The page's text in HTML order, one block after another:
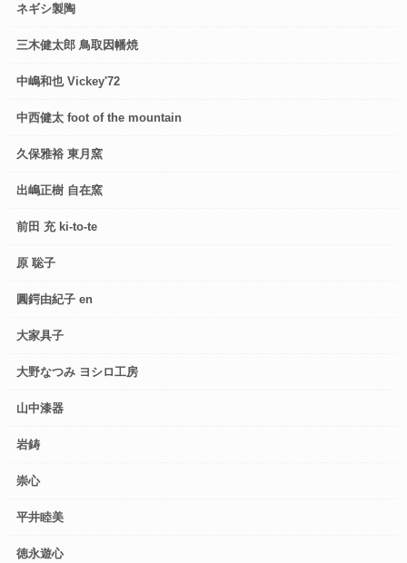
ネギシ製陶
三木健太郎 鳥取因幡焼
中嶋和也 Vickey'72
中西健太 foot of the mountain
久保雅裕 東月窯
出嶋正樹 自在窯
前田 充 ki-to-te
原 聡子
圓鍔由紀子 en
大家具子
大野なつみ ヨシロ工房
山中漆器
岩鋳
崇心
平井睦美
徳永遊心